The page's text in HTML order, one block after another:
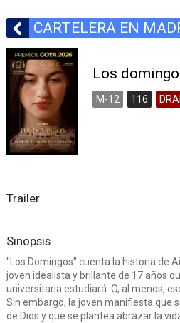
CARTELERA EN
Los
M-12 116
Trailer
Sinopsis
"Los Domingos" cuenta la historia de
joven idealista y brillante de 17 años
universitaria estudiará. O, al menos,
Sin embargo, la joven manifiesta que
de Dios y que se plantea abrazar la